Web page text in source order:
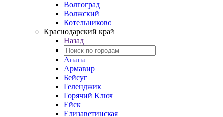
Волгоград
Волжский
Котельниково
Краснодарский край
Назад
Анапа
Армавир
Бейсуг
Геленджик
Горячий Ключ
Ейск
Елизаветинская